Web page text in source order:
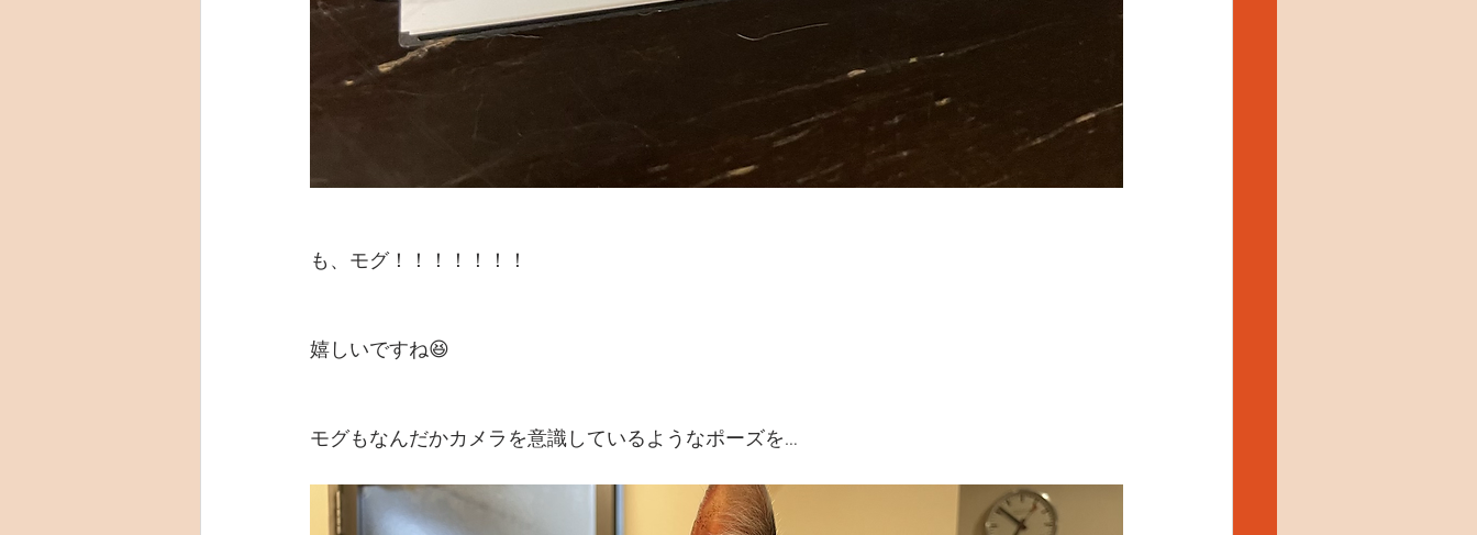
も、モグ！！！！！！！
嬉しいですね😆
モグもなんだかカメラを意識しているようなポーズを…